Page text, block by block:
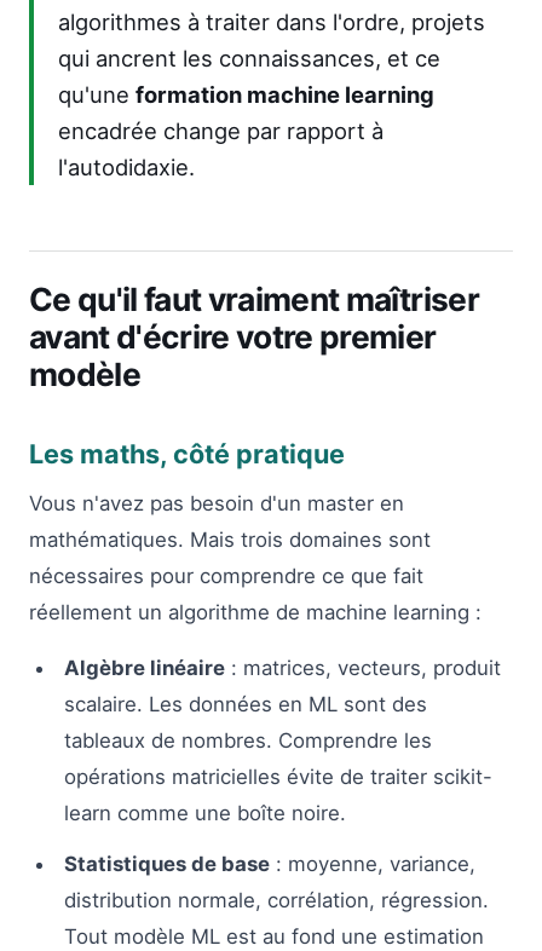
algorithmes à traiter dans l'ordre, projets
qui ancrent les connaissances, et ce
qu'une formation machine learning
encadrée change par rapport à
l'autodidaxie.
Ce qu'il faut vraiment maîtriser
avant d'écrire votre premier
modèle
Les maths, côté pratique
Vous n'avez pas besoin d'un master en
mathématiques. Mais trois domaines sont
nécessaires pour comprendre ce que fait
réellement un algorithme de machine learning :
Algèbre linéaire: matrices, vecteurs, produit
scalaire. Les données en ML sont des
tableaux de nombres. Comprendre les
opérations matricielles évite de traiter scikit-
learn comme une boîte noire.
Statistiques de base: moyenne, variance,
distribution normale, corrélation, régression.
Tout modèle ML est au fond une estimation